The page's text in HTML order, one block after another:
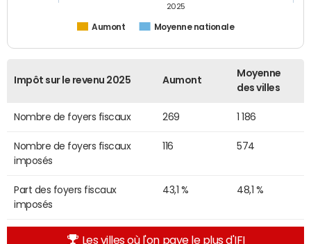
Aumont Moyenne nationale
2025
Impôt sur le revenu 2025 Aumont
Moyenne
des villes
Nombre de foyers fiscaux 269 1 186
Nombre de foyers fiscaux
imposés
116 574
Part des foyers fiscaux
imposés
43,1 % 48,1 %
Les villes où l'on paye le plus d'IFI